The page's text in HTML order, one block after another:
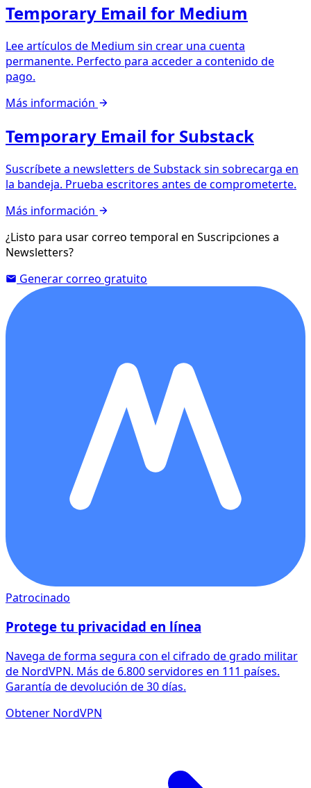
Temporary Email for Medium
Lee artículos de Medium sin crear una cuenta
permanente. Perfecto para acceder a contenido de
pago.
Más información
Temporary Email for Substack
Suscríbete a newsletters de Substack sin sobrecarga en
la bandeja. Prueba escritores antes de comprometerte.
Más información
¿Listo para usar correo temporal en Suscripciones a
Newsletters?
Generar correo gratuito
Patrocinado
Protege tu privacidad en línea
Navega de forma segura con el cifrado de grado militar
de NordVPN. Más de 6.800 servidores en 111 países.
Garantía de devolución de 30 días.
Obtener NordVPN